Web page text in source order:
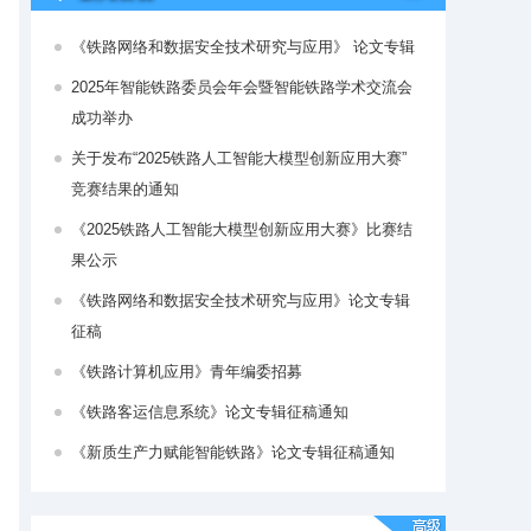
《铁路网络和数据安全技术研究与应用》 论文专辑
2025年智能铁路委员会年会暨智能铁路学术交流会
成功举办
关于发布“2025铁路人工智能大模型创新应用大赛”
竞赛结果的通知
《2025铁路人工智能大模型创新应用大赛》比赛结
果公示
《铁路网络和数据安全技术研究与应用》论文专辑
征稿
《铁路计算机应用》青年编委招募
《铁路客运信息系统》论文专辑征稿通知
《新质生产力赋能智能铁路》论文专辑征稿通知